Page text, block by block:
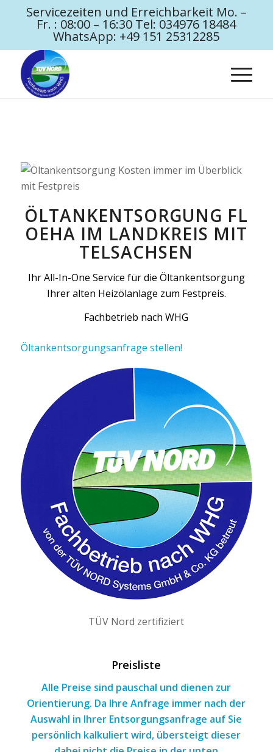
Servicezeiten und Erreichbarkeit Mo. –
Fr. : 08:00 – 16:30 Tel: 034976 18484
WhatsApp: +49 151 25312285
ÖLTANKENTSORGUNG FL
OEHA IM LANDKREIS MIT
TELSACHSEN
Ihr All-In-One Service für die Öltankentsorgung
Ihrer alten Heizölanlage zum Festpreis.
Fachbetrieb nach WHG
Öltankentsorgungsanfrage stellen!
TÜV Nord zertifiziert
Preisliste
Alle Preise sind pauschal und dienen zur
Orientierung. Da Ihre Anfrage immer nach der
Auswahl in Ihrer Entsorgungsanfrage auf Sie
persönlich kalkuliert wird, übersteigt dieser